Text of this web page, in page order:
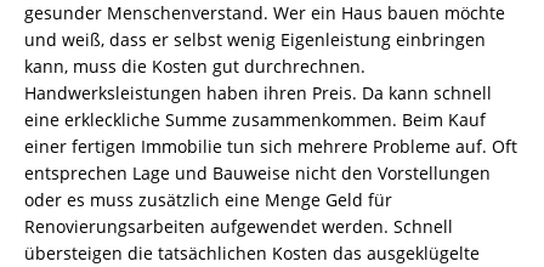
gesunder Menschenverstand. Wer ein Haus bauen möchte
und weiß, dass er selbst wenig Eigenleistung einbringen
kann, muss die Kosten gut durchrechnen.
Handwerksleistungen haben ihren Preis. Da kann schnell
eine erkleckliche Summe zusammenkommen. Beim Kauf
einer fertigen Immobilie tun sich mehrere Probleme auf. Oft
entsprechen Lage und Bauweise nicht den Vorstellungen
oder es muss zusätzlich eine Menge Geld für
Renovierungsarbeiten aufgewendet werden. Schnell
übersteigen die tatsächlichen Kosten das ausgeklügelte